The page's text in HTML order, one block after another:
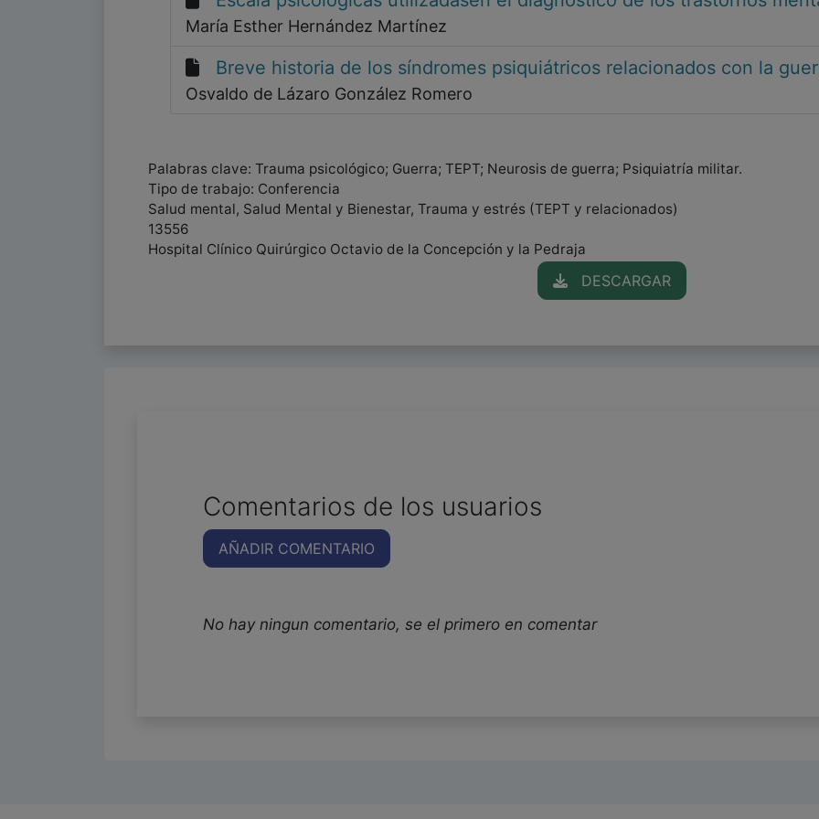
María Esther Hernández Martínez
Breve historia de los síndromes psiquiátricos relacionados con la
Osvaldo de Lázaro González Romero
Palabras clave: Trauma psicológico; Guerra; TEPT; Neurosis de guerra; Psiquiatría militar.
Tipo de trabajo: Conferencia
Salud mental, Salud Mental y Bienestar, Trauma y estrés (TEPT y relacionados)
13556
Hospital Clínico Quirúrgico Octavio de la Concepción y la Pedraja
DESCARGAR
Comentarios de los usuarios
AÑADIR COMENTARIO
No hay ningun comentario, se el primero en comentar